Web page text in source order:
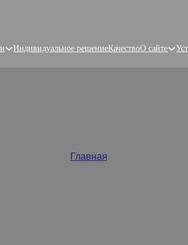
Индивидуальное решениеКачествоО сайте
Главная